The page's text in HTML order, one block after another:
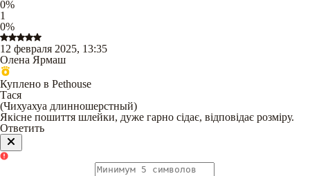
0%
1
0%
12 февраля 2025, 13:35
Олена Ярмаш
Куплено в Pethouse
Тася
(Чихуахуа длинношерстный)
Якісне пошиття шлейки, дуже гарно сідає, відповідає розміру.
Ответить